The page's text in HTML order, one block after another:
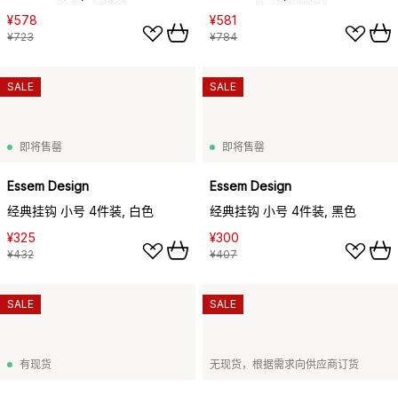
¥578
¥723
¥581
¥784
即将售罄
Essem Design
经典挂钩 小号 4件装, 白色
¥325
¥432
SALE
即将售罄
Essem Design
经典挂钩 小号 4件装, 黑色
¥300
¥407
SALE
有现货
SALE
无现货，根据需求向供应商订货
SALE